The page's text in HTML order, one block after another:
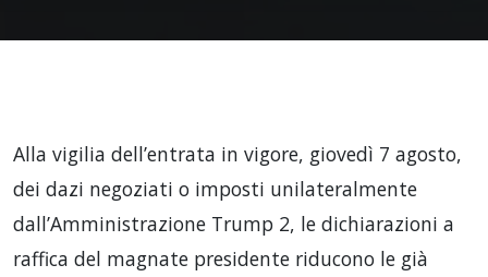
Alla vigilia dell’entrata in vigore, giovedì 7 agosto,
dei dazi negoziati o imposti unilateralmente
dall’Amministrazione Trump 2, le dichiarazioni a
raffica del magnate presidente riducono le già